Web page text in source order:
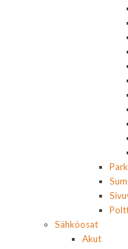
Sähköosat
Akut